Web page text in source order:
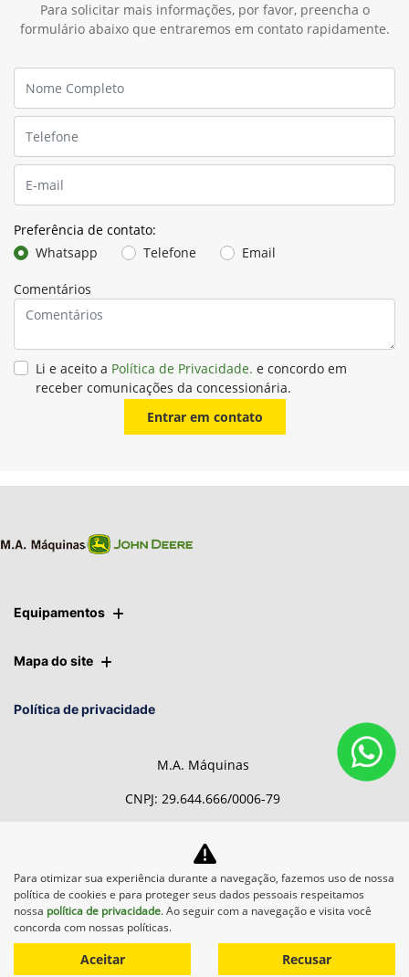
Para solicitar mais informações, por favor, preencha o
formulário abaixo que entraremos em contato rapidamente.
Preferência de contato:
Whatsapp
Telefone Email
Comentários
Li e aceito a Política de Privacidade. e concordo em
receber comunicações da concessionária.
Entrar em contato
Equipamentos
Mapa do site
Política de privacidade
M.A. Máquinas
CNPJ: 29.644.666/0006-79
Desacelere. Seu bem maior é
a vida.
Desenvolvido pela DEALERSPACE ® Direitos Reservados.
Para otimizar sua experiência durante a navegação, fazemos uso de nossa
política de cookies e para proteger seus dados pessoais respeitamos
nossa política de privacidade. Ao seguir com a navegação e visita você
concorda com nossas políticas.
Aceitar Recusar